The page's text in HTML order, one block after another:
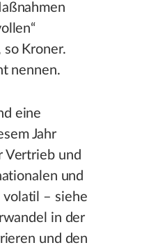
so Kroner.
nennen.
eine
Jahr
Vertrieb und
und
volatil – siehe
in der
und den